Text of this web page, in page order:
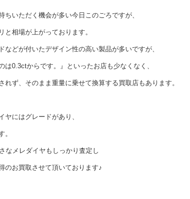
ちいただく機会が多い今日このごろですが、
と相場が上がっております。
などが付いたデザイン性の高い製品が多いですが、
は0.3ctからです。』といったお店も少なくなく、
れず、そのまま重量に乗せて換算する買取店もあります。
ヤにはグレードがあり、
。
なメレダイヤもしっかり査定し
のお買取させて頂いております♪